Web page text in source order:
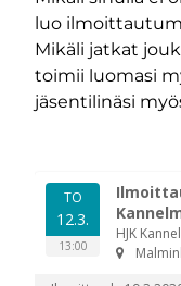
luo
Mikäli jatkat
toimii luomasi
jäsentilinäsi
sivu
kanava